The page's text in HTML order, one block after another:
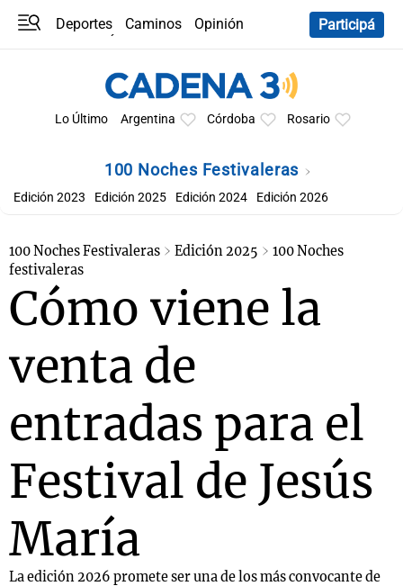
Deportes Caminos
Opinión
Participá
Lo Último Argentina Córdoba Rosario
100 Noches Festivaleras
Edición 2023 Edición 2025 Edición 2024 Edición 2026
100 Noches Festivaleras Edición 2025
100 Noches
festivaleras
Cómo viene la
venta de
entradas para el
Festival de Jesús
María
La edición 2026 promete ser una de los más convocante de